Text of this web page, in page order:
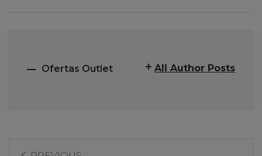
Ofertas Outlet All Author Posts